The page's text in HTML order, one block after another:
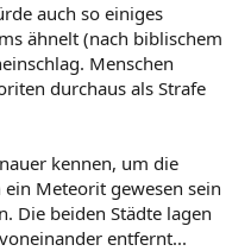
auch so einiges
ähnelt (nach biblischem
Menschen
durchaus als Strafe
kennen, um die
Meteorit gewesen sein
Die beiden Städte lagen
entfernt...